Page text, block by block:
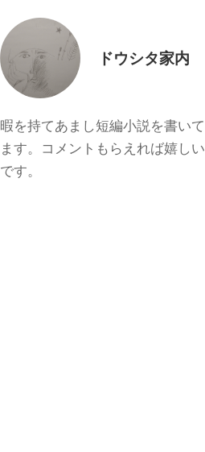
ドウシタ家内
暇を持てあまし短編小説を書いて
ます。コメントもらえれば嬉しい
です。